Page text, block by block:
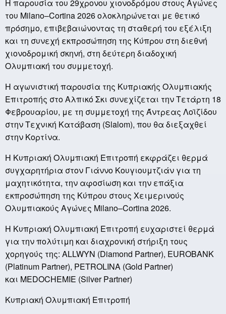
Η παρουσία του 29χρονου χιονοδρόμου στους Αγώνες
του Milano–Cortina 2026 ολοκληρώνεται με θετικό
πρόσημο, επιβεβαιώνοντας τη σταθερή του εξέλιξη
και τη συνεχή εκπροσώπηση της Κύπρου στη διεθνή
χιονοδρομική σκηνή, στη δεύτερη διαδοχική
Ολυμπιακή του συμμετοχή.
Η αγωνιστική παρουσία της Κυπριακής Ολυμπιακής
Επιτροπής στο Αλπικό Σκι συνεχίζεται την Τετάρτη 18
Φεβρουαρίου, με τη συμμετοχή της Άντρεας Λοϊζίδου
στην Τεχνική Κατάβαση (Slalom), που θα διεξαχθεί
στην Κορτίνα.
Η Κυπριακή Ολυμπιακή Επιτροπή εκφράζει θερμά
συγχαρητήρια στον Γιάννο Κουγιουμτζιάν για τη
μαχητικότητα, την αφοσίωση και την επάξια
εκπροσώπηση της Κύπρου στους Χειμερινούς
Ολυμπιακούς Αγώνες Milano–Cortina 2026.
Η Κυπριακή Ολυμπιακή Επιτροπή ευχαριστεί θερμά
για την πολύτιμη και διαχρονική στήριξη τους
χορηγούς της: ALLWYN (Diamond Partner), EUROBANK
(Platinum Partner), PETROLINA (Gold Partner)
και MEDOCHEMIE (Silver Partner)
Κυπριακή Ολυμπιακή Επιτροπή